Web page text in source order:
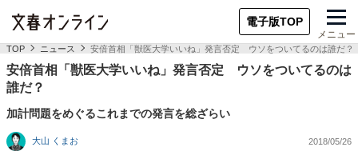
電子版TOP
メニュー
TOP ニュース 安倍首相「獣医大学いいね」発言否定 ウソをついてるのは誰だ？
安倍首相「獣医大学いいね」発言否定 ウソをついてるのは
誰だ？
加計問題をめぐるこれまでの発言を総ざらい
大山 くまお 2018/05/26